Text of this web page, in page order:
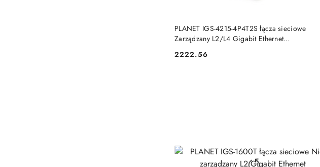
PLANET IGS-4215-4P4T2S łącza sieciowe
Zarządzany L2/L4 Gigabit Ethernet
Cena:
2222.56
DO KOSZYKA